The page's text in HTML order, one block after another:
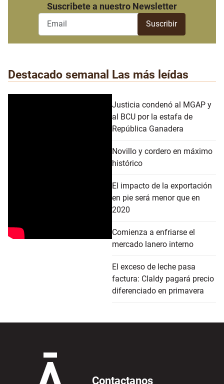
Suscribete a nuestro Newsletter
Destacado semanal Las más leídas
Justicia condenó al MGAP y
al BCU por la estafa de
República Ganadera
Novillo y cordero en máximo
histórico
El impacto de la exportación
en pie será menor que en
2020
Comienza a enfriarse el
mercado lanero interno
El exceso de leche pasa
factura: Claldy pagará precio
diferenciado en primavera
Contactanos